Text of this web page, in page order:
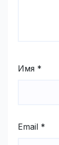
Имя *
Email *